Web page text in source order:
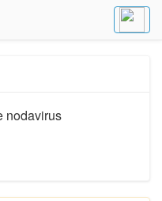
nodavirus